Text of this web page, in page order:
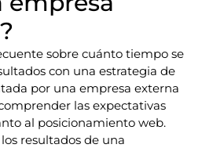
sobre cuánto tiempo se
con una estrategia de
por una empresa externa
las expectativas
al posicionamiento web.
resultados de una